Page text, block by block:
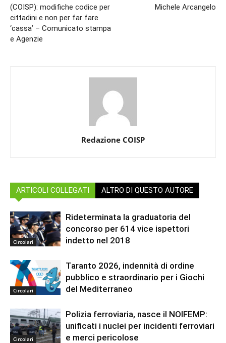
(COISP): modifiche codice per
cittadini e non per far fare
‘cassa’ – Comunicato stampa
e Agenzie
Michele Arcangelo
Redazione COISP
ARTICOLI COLLEGATI ALTRO DI QUESTO AUTORE
Circolari
Rideterminata la graduatoria del
concorso per 614 vice ispettori
indetto nel 2018
Circolari
Taranto 2026, indennità di ordine
pubblico e straordinario per i Giochi
del Mediterraneo
Circolari
Polizia ferroviaria, nasce il NOIFEMP:
unificati i nuclei per incidenti ferroviari
e merci pericolose